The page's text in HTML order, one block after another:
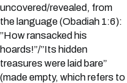
uncovered/revealed, from
the language (Obadiah 1:6):
”How ransacked his
hoards!”/”Its hidden
treasures were laid bare”
(made empty, which refers to